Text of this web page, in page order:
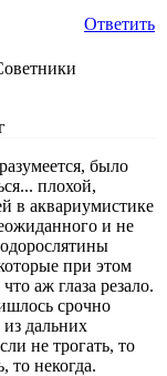
Ответить
было
плохой,
в аквариумистике
и не
при этом
аж глаза резало.
срочно
из дальних
не трогать, то
то некогда.